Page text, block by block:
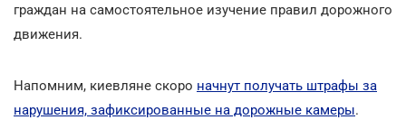
граждан на самостоятельное изучение правил дорожного
движения.
Напомним, киевляне скоро начнут получать штрафы за
нарушения, зафиксированные на дорожные камеры.